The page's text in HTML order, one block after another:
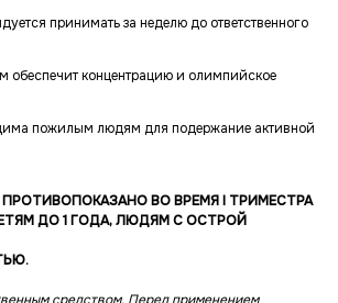
принимать за неделю до ответственного
обеспечит концентрацию и олимпийское
пожилым людям для подержание активной
ПРОТИВОПОКАЗАНО ВО ВРЕМЯ I ТРИМЕСТРА
ДО 1 ГОДА, ЛЮДЯМ С ОСТРОЙ